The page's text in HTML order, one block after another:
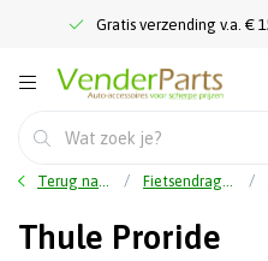
Gratis verzending v.a. €
Terug naar home Fietsendragers
Thule Proride